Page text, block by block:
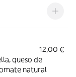
12,00 €
queso de
natural